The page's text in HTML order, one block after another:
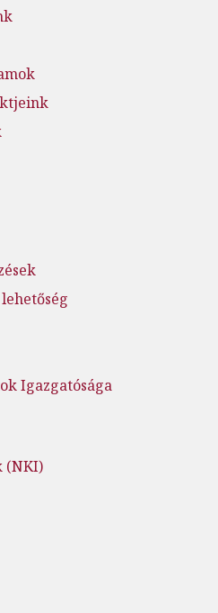
Igazgatósága
(NKI)